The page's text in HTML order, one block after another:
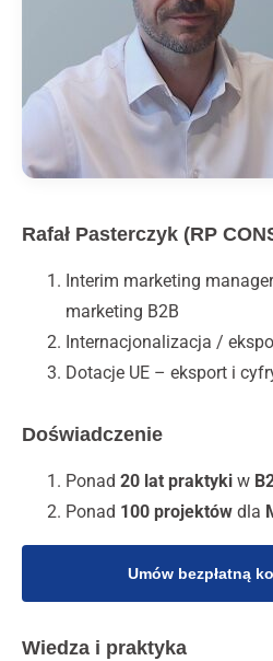
Rafał Pasterczyk (RP
Interim marketing
marketing B2B
Internacjonalizacja /
Dotacje UE – eksport i
Doświadczenie
Ponad 20 lat praktyki w
Ponad 100 projektów dla
Umów bezpłatną
Wiedza i praktyka